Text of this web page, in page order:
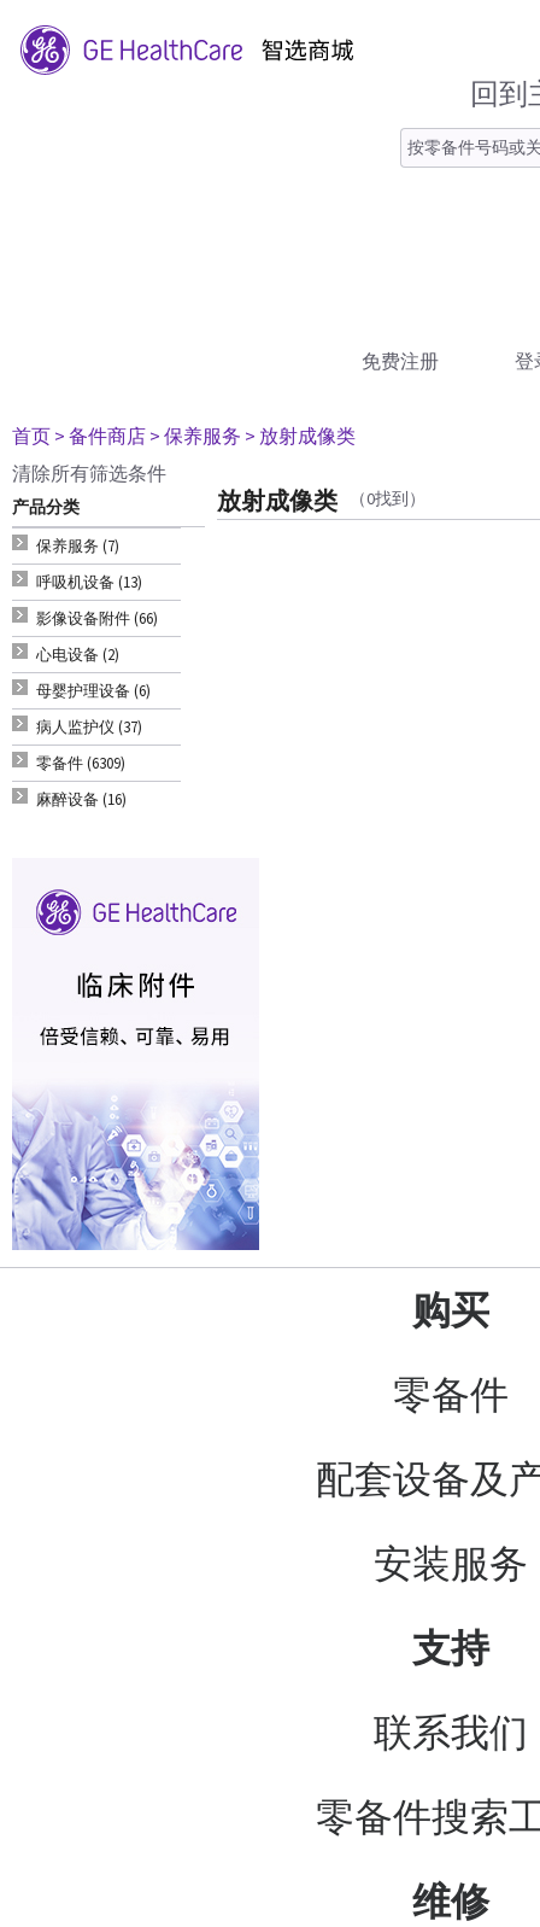
回到
免费注册 登
首页 > 备件商店 > 保养服务 > 放射成像类
清除所有筛选条件
产品分类
保养服务 (7)
呼吸机设备 (13)
影像设备附件 (66)
心电设备 (2)
母婴护理设备 (6)
病人监护仪 (37)
零备件 (6309)
麻醉设备 (16)
放射成像类 （0找到）
购买
零备件
配套设备及
安装服务
支持
联系我们
零备件搜索
维修